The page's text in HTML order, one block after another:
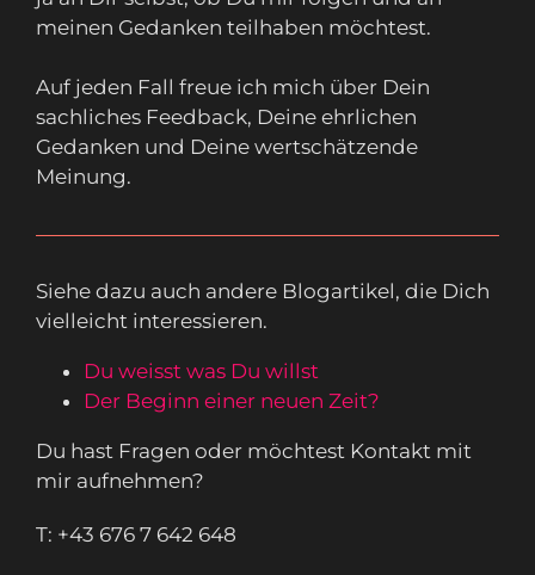
meinen Gedanken teilhaben möchtest.
Auf jeden Fall freue ich mich über Dein
sachliches Feedback, Deine ehrlichen
Gedanken und Deine wertschätzende
Meinung.
Siehe dazu auch andere Blogartikel, die Dich
vielleicht interessieren.
Du weisst was Du willst
Der Beginn einer neuen Zeit?
Du hast Fragen oder möchtest Kontakt mit
mir aufnehmen?
T: +43 676 7 642 648